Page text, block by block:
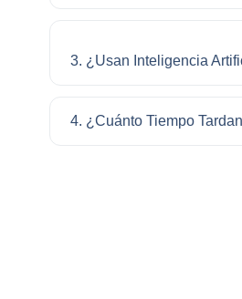
3. ¿Usan Inteligencia
4. ¿Cuánto Tiempo